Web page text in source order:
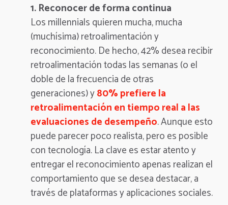
1. Reconocer de forma continua
Los millennials quieren mucha, mucha
(muchísima) retroalimentación y
reconocimiento. De hecho,42% desea recibir
retroalimentación todas las semanas(o el
doble de la frecuencia de otras
generaciones) y80% prefiere la
retroalimentación en tiempo real a las
evaluaciones de desempeño. Aunque esto
puede parecer poco realista, pero es posible
con tecnología. La clave es estar atento y
entregar el reconocimiento apenas realizan el
comportamiento que se desea destacar, a
través de plataformas y aplicaciones sociales.